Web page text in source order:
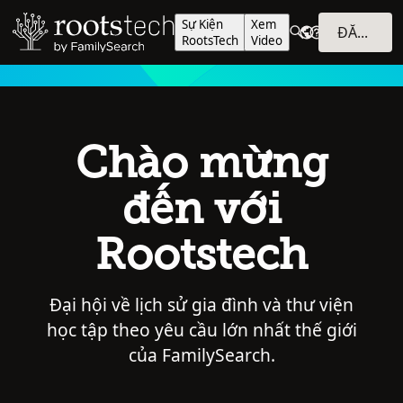
Sự Kiện
RootsTech
Xem
Video
ĐĂNG NHẬP
Chào mừng
đến với
Rootstech
Đại hội về lịch sử gia đình và thư viện
học tập theo yêu cầu lớn nhất thế giới
của FamilySearch.